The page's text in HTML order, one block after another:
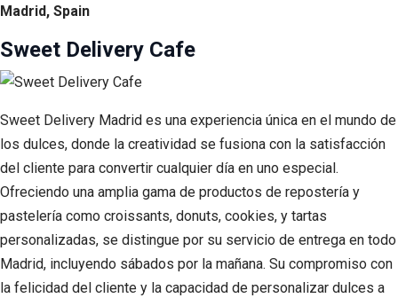
Madrid, Spain
Sweet Delivery Cafe
Sweet Delivery Madrid es una experiencia única en el mundo de
los dulces, donde la creatividad se fusiona con la satisfacción
del cliente para convertir cualquier día en uno especial.
Ofreciendo una amplia gama de productos de repostería y
pastelería como croissants, donuts, cookies, y tartas
personalizadas, se distingue por su servicio de entrega en todo
Madrid, incluyendo sábados por la mañana. Su compromiso con
la felicidad del cliente y la capacidad de personalizar dulces a